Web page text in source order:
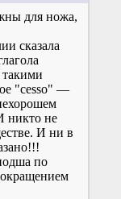
для ножа,
сказала
такими
"cesso" —
никто не
И ни в
по